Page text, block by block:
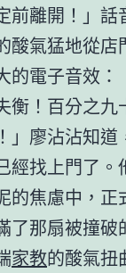
前離開！」話
酸氣猛地從店
的電子音效：
衡！百分之九
」廖沾沾知道
經找上門了。
的焦慮中，正
了那扇被撞破
家教的酸氣扭